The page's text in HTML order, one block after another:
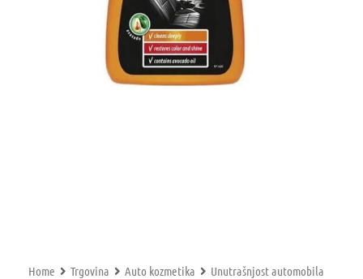
Home Trgovina Auto kozmetika
Unutrašnjost automobila